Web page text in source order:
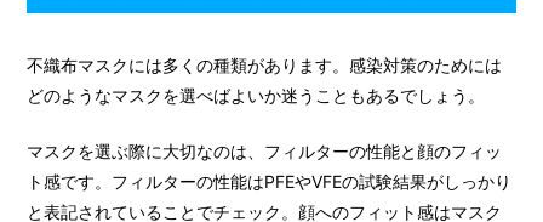
不織布マスクには多くの種類があります。感染対策のためには
どのようなマスクを選べばよいか迷うこともあるでしょう。
マスクを選ぶ際に大切なのは、フィルターの性能と顔のフィッ
ト感です。フィルターの性能はPFEやVFEの試験結果がしっかり
と表記されていることでチェック。顔へのフィット感はマスク